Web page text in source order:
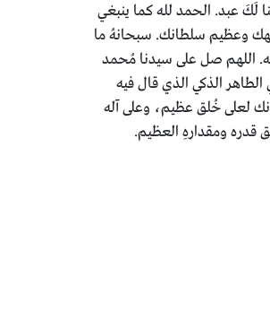
لَكَ عبد. الحمد لله كما ينبغي
وعظيم سلطانك. سبحانهُ ما
اللهم صل على سيدنا مُحمد
الطاهر الذكي الذي قال فيه
لعلى خُلق عظيم، وعلى آله
ومقدارهِ العظيم.